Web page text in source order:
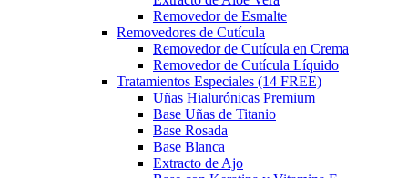
Removedor de Esmalte
Removedores de Cutícula
Removedor de Cutícula en Crema
Removedor de Cutícula Líquido
Tratamientos Especiales (14 FREE)
Uñas Hialurónicas Premium
Base Uñas de Titanio
Base Rosada
Base Blanca
Extracto de Ajo